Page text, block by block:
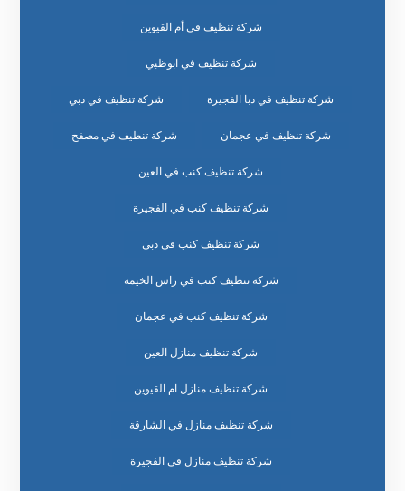
شركة تنظيف في أم القيوين
شركة تنظيف في ابوظبي
شركة تنظيف في دبا الفجيرة شركة تنظيف في دبي
شركة تنظيف في عجمان شركة تنظيف في مصفح
شركة تنظيف كنب في العين
شركة تنظيف كنب في الفجيرة
شركة تنظيف كنب في دبي
شركة تنظيف كنب في راس الخيمة
شركة تنظيف كنب في عجمان
شركة تنظيف منازل العين
شركة تنظيف منازل ام القيوين
شركة تنظيف منازل في الشارقة
شركة تنظيف منازل في الفجيرة